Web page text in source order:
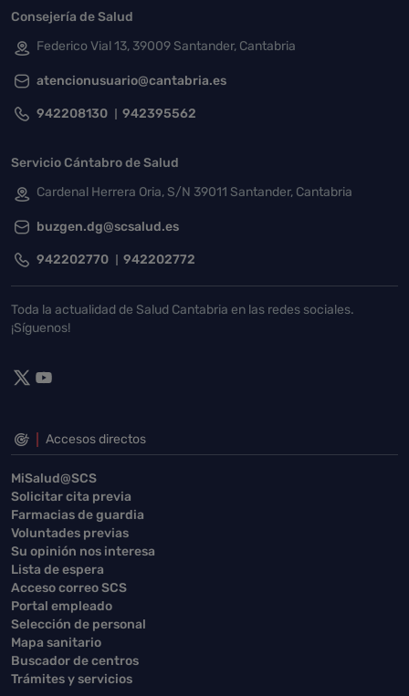
Consejería de Salud
Federico Vial 13, 39009 Santander, Cantabria
atencionusuario@cantabria.es
942208130 942395562
Servicio Cántabro de Salud
Cardenal Herrera Oria, S/N 39011 Santander, Cantabria
buzgen.dg@scsalud.es
942202770 942202772
Toda la actualidad de Salud Cantabria en las redes sociales.
¡Síguenos!
Accesos directos
MiSalud@SCS
Solicitar cita previa
Farmacias de guardia
Voluntades previas
Su opinión nos interesa
Lista de espera
Acceso correo SCS
Portal empleado
Selección de personal
Mapa sanitario
Buscador de centros
Trámites y servicios